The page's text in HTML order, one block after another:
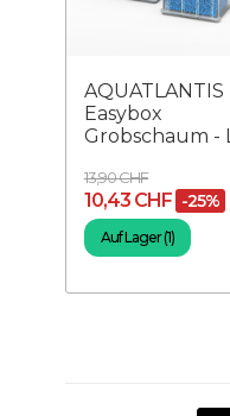
AQUATLANTIS
Easybox
Grobschaum - L
13,90 CHF
10,43 CHF -25%
Auf Lager (1)